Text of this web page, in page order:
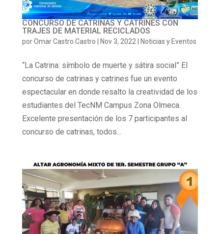
CONCURSO DE CATRINAS Y CATRINES CON
TRAJES DE MATERIAL RECICLADOS
porOmar Castro Castro Nov 3, 2022 Noticias y Eventos
“La Catrina: símbolo de muerte y sátira social” El
concurso de catrinas y catrines fue un evento
espectacular en donde resalto la creatividad de los
estudiantes del TecNM Campus Zona Olmeca.
Excelente presentación de los 7 participantes al
concurso de catrinas, todos...